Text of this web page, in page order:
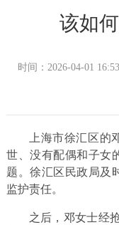
该如
时间：2026-04-01 16:53
上海市徐汇区的
世、没有配偶和子女
题。徐汇区民政局及
监护责任。
之后，邓女士经